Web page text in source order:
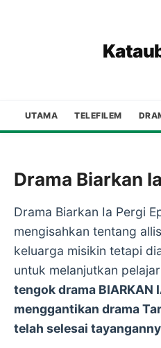
UTAMA TELEFILEM
Drama Biarkan
Drama Biarkan Ia Pergi
mengisahkan tentang
keluarga misikin tetapi
untuk melanjutkan
tengok drama BIARKAN
menggantikan drama
telah selesai